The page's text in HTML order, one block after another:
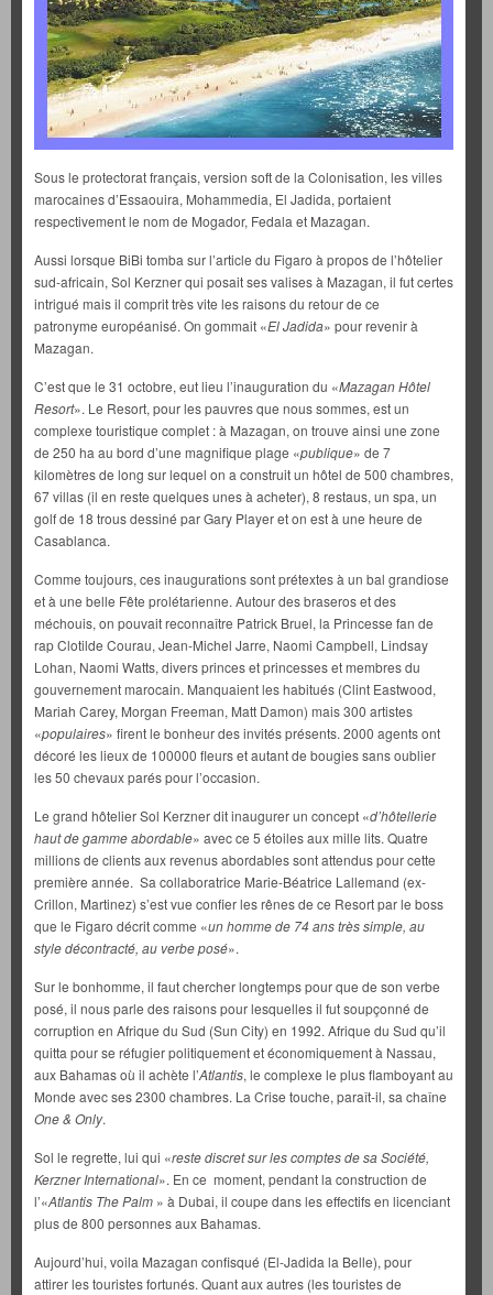
Sous le protectorat français, version soft de la Colonisation, les villes
marocaines d’Essaouira, Mohammedia, El Jadida, portaient
respectivement le nom de Mogador, Fedala et Mazagan.
Aussi lorsque BiBi tomba sur l’article du Figaro à propos de l’hôtelier
sud-africain, Sol Kerzner qui posait ses valises à Mazagan, il fut certes
intrigué mais il comprit très vite les raisons du retour de ce
patronyme européanisé. On gommait «El Jadida» pour revenir à
Mazagan.
C’est que le 31 octobre, eut lieu l’inauguration du «Mazagan Hôtel
Resort». Le Resort, pour les pauvres que nous sommes, est un
complexe touristique complet : à Mazagan, on trouve ainsi une zone
de 250 ha au bord d’une magnifique plage «publique» de 7
kilomètres de long sur lequel on a construit un hôtel de 500 chambres,
67 villas (il en reste quelques unes à acheter), 8 restaus, un spa, un
golf de 18 trous dessiné par Gary Player et on est à une heure de
Casablanca.
Comme toujours, ces inaugurations sont prétextes à un bal grandiose
et à une belle Fête prolétarienne. Autour des braseros et des
méchouis, on pouvait reconnaître Patrick Bruel, la Princesse fan de
rap Clotilde Courau, Jean-Michel Jarre, Naomi Campbell, Lindsay
Lohan, Naomi Watts, divers princes et princesses et membres du
gouvernement marocain. Manquaient les habitués (Clint Eastwood,
Mariah Carey, Morgan Freeman, Matt Damon) mais 300 artistes
«populaires» firent le bonheur des invités présents. 2000 agents ont
décoré les lieux de 100000 fleurs et autant de bougies sans oublier
les 50 chevaux parés pour l’occasion.
Le grand hôtelier Sol Kerzner dit inaugurer un concept «d’hôtellerie
haut de gamme abordable» avec ce 5 étoiles aux mille lits. Quatre
millions de clients aux revenus abordables sont attendus pour cette
première année. Sa collaboratrice Marie-Béatrice Lallemand (ex-
Crillon, Martinez) s’est vue confier les rênes de ce Resort par le boss
que le Figaro décrit comme «unhomme de 74 ans très simple, au
style décontracté, au verbe posé».
Sur le bonhomme, il faut chercher longtemps pour que de son verbe
posé, il nous parle des raisons pour lesquelles il fut soupçonné de
corruption en Afrique du Sud (Sun City) en 1992. Afrique du Sud qu’il
quitta pour se réfugier politiquement et économiquement à Nassau,
aux Bahamas où il achète l’Atlantis, le complexe le plus flamboyant au
Monde avec ses 2300 chambres. La Crise touche, paraît-il, sa chaîne
One & Only.
Sol le regrette, lui qui «reste discret sur les comptes de sa Société,
Kerzner International». En ce moment, pendant la construction de
l’«Atlantis The Palm » à Dubai, il coupe dans les effectifs en licenciant
plus de 800 personnes aux Bahamas.
Aujourd’hui, voila Mazagan confisqué (El-Jadida la Belle), pour
attirer les touristes fortunés. Quant aux autres (les touristes de